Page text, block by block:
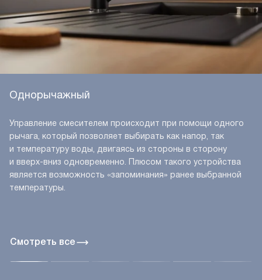
Смотреть все
Однорычажный
Управление смесителем происходит при помощи одного
рычага, который позволяет выбирать как напор, так
и температуру воды, двигаясь из стороны в сторону
и вверх-вниз одновременно. Плюсом такого устройства
является возможность «запоминания» ранее выбранной
температуры.